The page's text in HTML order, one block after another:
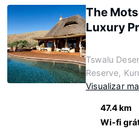
The
Luxury
Tswalu
Reserve,
Visualizar
47.4 km
Wi-fi